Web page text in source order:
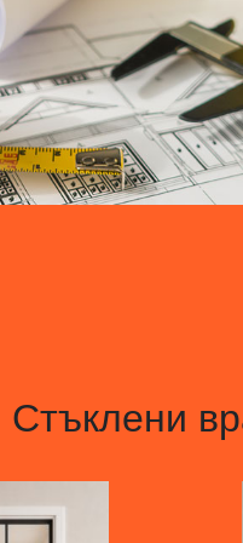
Стъклени